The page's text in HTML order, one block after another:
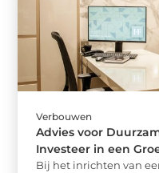
Verbouwen
Advies voor
Investeer in een
Bij het inrichten van